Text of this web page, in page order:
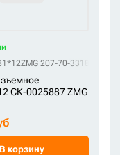
ZMG 207-70-33181
СК-0025887 ZMG
В корзину